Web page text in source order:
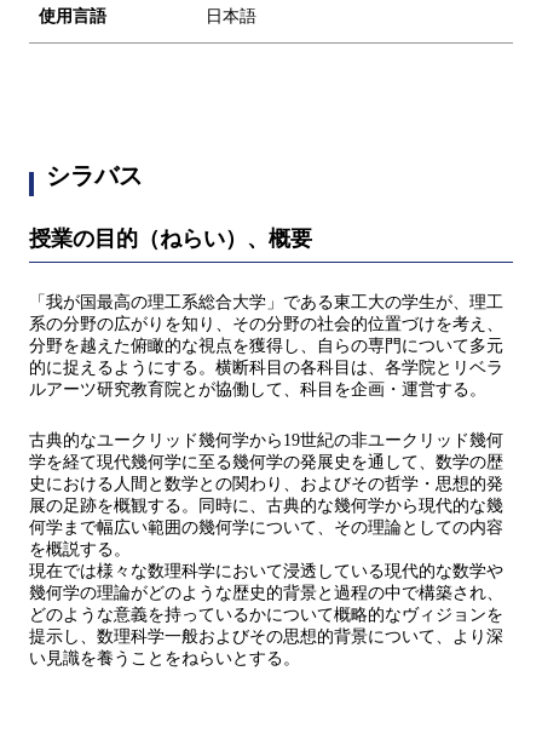
使用言語 日本語
シラバス
授業の目的（ねらい）、概要
「我が国最高の理工系総合大学」である東工大の学生が、理工
系の分野の広がりを知り、その分野の社会的位置づけを考え、
分野を越えた俯瞰的な視点を獲得し、自らの専門について多元
的に捉えるようにする。横断科目の各科目は、各学院とリベラ
ルアーツ研究教育院とが協働して、科目を企画・運営する。
古典的なユークリッド幾何学から19世紀の非ユークリッド幾何
学を経て現代幾何学に至る幾何学の発展史を通して、数学の歴
史における人間と数学との関わり、およびその哲学・思想的発
展の足跡を概観する。同時に、古典的な幾何学から現代的な幾
何学まで幅広い範囲の幾何学について、その理論としての内容
を概説する。
現在では様々な数理科学において浸透している現代的な数学や
幾何学の理論がどのような歴史的背景と過程の中で構築され、
どのような意義を持っているかについて概略的なヴィジョンを
提示し、数理科学一般およびその思想的背景について、より深
い見識を養うことをねらいとする。